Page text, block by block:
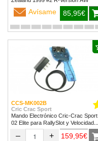
Avísame 85,95€
CCS-MK002B
Cric Crac Sport
Mando Electrónico Cric-Crac Sport
02 Elite para RallySlot y Velocidad
1/32 & 1/24.
– + 159,95€